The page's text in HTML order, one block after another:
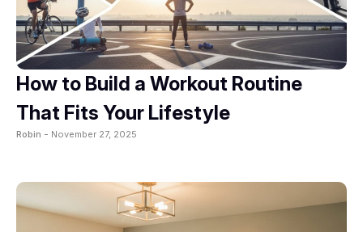
How to Build a Workout Routine
That Fits Your Lifestyle
Robin - November 27, 2025